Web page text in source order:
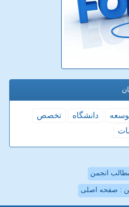
دانشگاه
تخصص
انجمن
: صفحه اصلی